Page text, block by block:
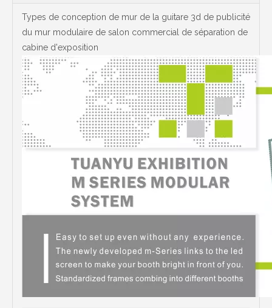
Types de conception de mur de la guitare 3d de publicité
du mur modulaire de salon commercial de séparation de
cabine d'exposition